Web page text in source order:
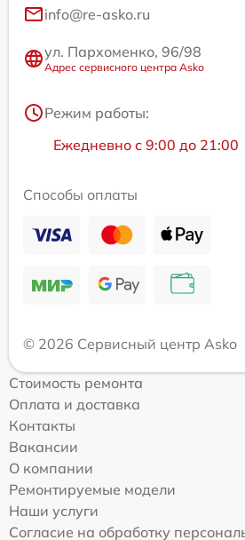
info@re-asko.ru
ул. Пархоменко, 96/98
Адрес сервисного центра Asko
Режим работы:
Ежедневно с 9:00 до 21:00
Способы оплаты
© 2026 Сервисный центр Asko
Стоимость ремонта
Оплата и доставка
Контакты
Вакансии
О компании
Ремонтируемые модели
Наши услуги
Согласие на обработку